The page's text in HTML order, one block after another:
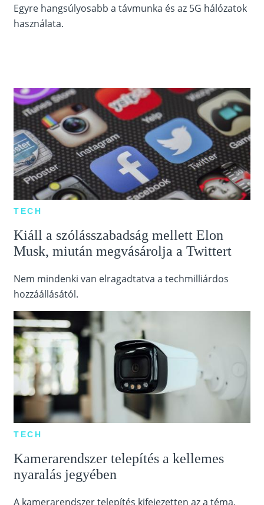
Egyre hangsúlyosabb a távmunka és az 5G hálózatok
használata.
TECH
Kiáll a szólásszabadság mellett Elon
Musk, miután megvásárolja a Twittert
Nem mindenki van elragadtatva a techmilliárdos
hozzáállásától.
TECH
Kamerarendszer telepítés a kellemes
nyaralás jegyében
A kamerarendszer telepítés kifejezetten az a téma,